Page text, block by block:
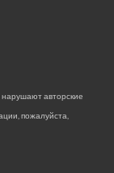
авторские
пожалуйста,